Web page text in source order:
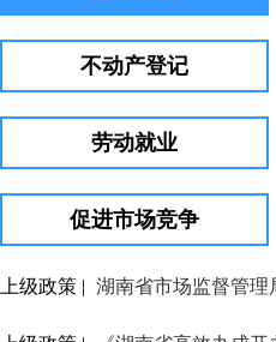
不动产登记
劳动就业
促进市场竞争
上级政策 | 湖南省市场监督管理